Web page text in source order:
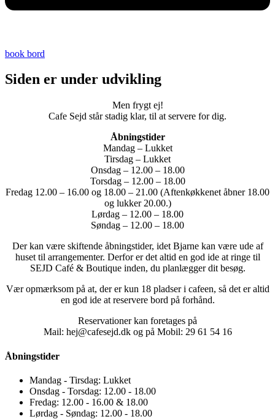
book bord
Siden er under udvikling
Men frygt ej!
Cafe Sejd står stadig klar, til at servere for dig.
Åbningstider
Mandag – Lukket
Tirsdag – Lukket
Onsdag – 12.00 – 18.00
Torsdag – 12.00 – 18.00
Fredag 12.00 – 16.00 og 18.00 – 21.00 (Aftenkøkkenet åbner 18.00
og lukker 20.00.)
Lørdag – 12.00 – 18.00
Søndag – 12.00 – 18.00
Der kan være skiftende åbningstider, idet Bjarne kan være ude af
huset til arrangementer. Derfor er det altid en god ide at ringe til
SEJD Café & Boutique inden, du planlægger dit besøg.
Vær opmærksom på at, der er kun 18 pladser i cafeen, så det er altid
en god ide at reservere bord på forhånd.
Reservationer kan foretages på
Mail: hej@cafesejd.dk og på Mobil: 29 61 54 16
Åbningstider
Mandag - Tirsdag: Lukket
Onsdag - Torsdag: 12.00 - 18.00
Fredag: 12.00 - 16.00 & 18.00
Lørdag - Søndag: 12.00 - 18.00